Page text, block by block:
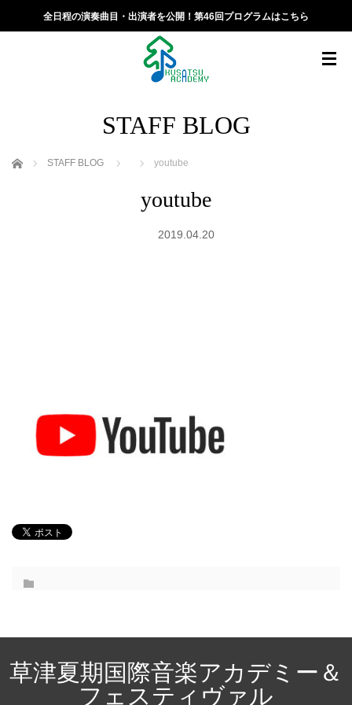
全日程の演奏曲目・出演者を公開！第46回プログラムはこちら
STAFF BLOG
ホーム STAFF BLOG youtube
youtube
2019.04.20
草津夏期国際音楽アカデミー＆
フェスティヴァル